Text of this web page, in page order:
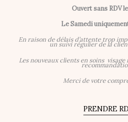
Ouvert sans RDV
Le Samedi
En raison de délais d’attente trop
un suivi régulier de la
Les nouveaux clients en soins
Merci de votre
PRENDRE